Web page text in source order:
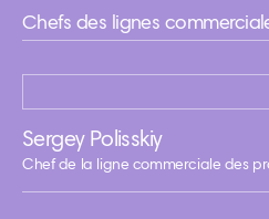
Chefs des lignes
Sergey Polisskiy
Chef de la ligne commerciale des